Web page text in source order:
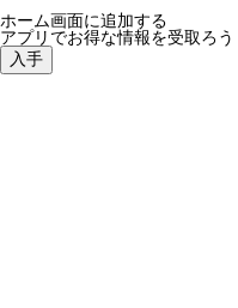
ホーム画面に追加する
アプリでお得な情報を受取ろう
入手